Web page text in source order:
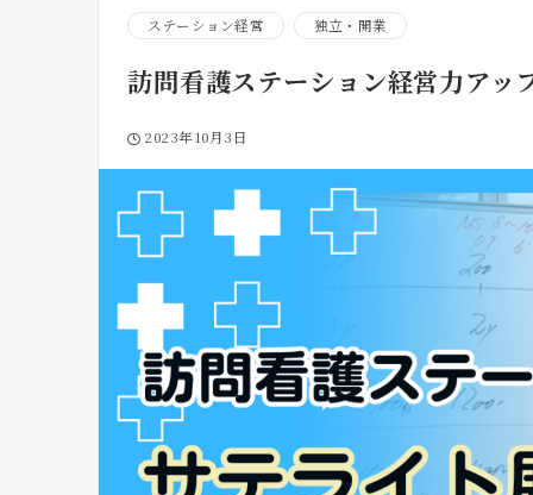
ステーション経営 独立・開業
訪問看護ステーション経営力アッ
2023年10月3日